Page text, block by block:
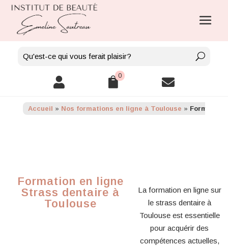
 0 
Accueil » Nos formations en ligne à Toulouse » Formation
Formation en ligne
Strass dentaire à
Toulouse
La formation en ligne sur
le strass dentaire à
Toulouse est essentielle
pour acquérir des
compétences actuelles,